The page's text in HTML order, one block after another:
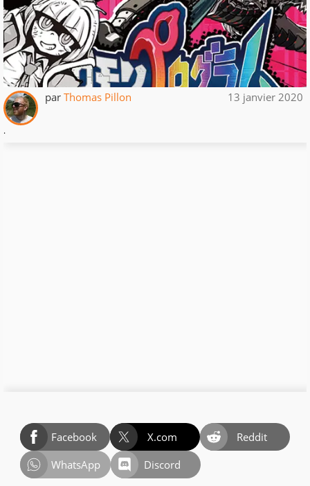
par Thomas Pillon 13 janvier 2020
.
Facebook X.com
Reddit
WhatsApp
Discord